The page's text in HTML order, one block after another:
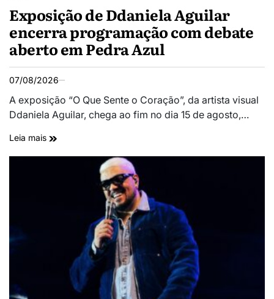
Exposição de Ddaniela Aguilar
encerra programação com debate
aberto em Pedra Azul
07/08/2026
A exposição “O Que Sente o Coração”, da artista visual
Ddaniela Aguilar, chega ao fim no dia 15 de agosto,…
Leia mais